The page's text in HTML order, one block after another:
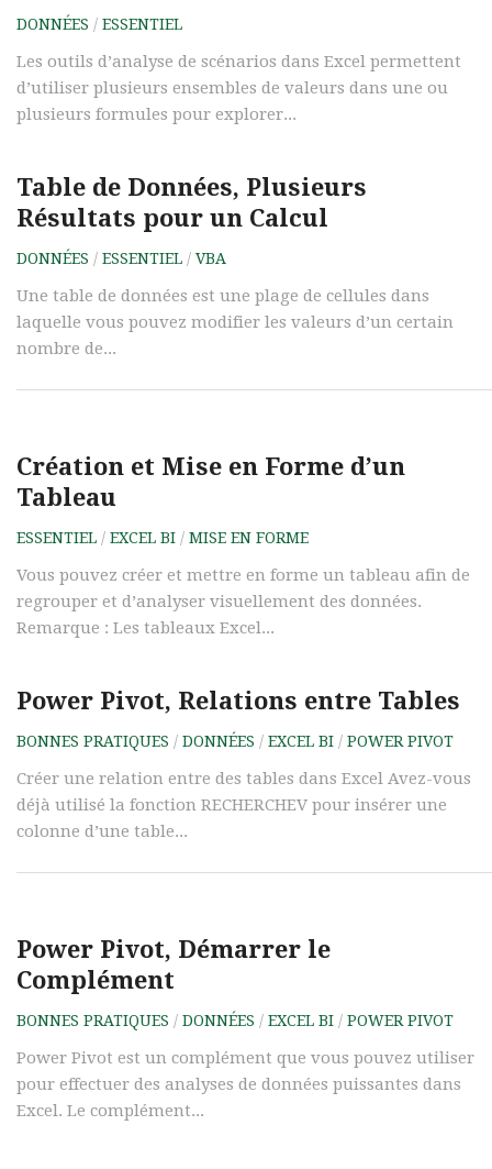
DONNÉES / ESSENTIEL
Les outils d’analyse de scénarios dans Excel permettent
d’utiliser plusieurs ensembles de valeurs dans une ou
plusieurs formules pour explorer...
Table de Données, Plusieurs
Résultats pour un Calcul
DONNÉES / ESSENTIEL / VBA
Une table de données est une plage de cellules dans
laquelle vous pouvez modifier les valeurs d’un certain
nombre de...
Création et Mise en Forme d’un
Tableau
ESSENTIEL / EXCEL BI / MISE EN FORME
Vous pouvez créer et mettre en forme un tableau afin de
regrouper et d’analyser visuellement des données.
Remarque : Les tableaux Excel...
Power Pivot, Relations entre Tables
BONNES PRATIQUES / DONNÉES / EXCEL BI / POWER PIVOT
Créer une relation entre des tables dans Excel Avez-vous
déjà utilisé la fonction RECHERCHEV pour insérer une
colonne d’une table...
Power Pivot, Démarrer le
Complément
BONNES PRATIQUES / DONNÉES / EXCEL BI / POWER PIVOT
Power Pivot est un complément que vous pouvez utiliser
pour effectuer des analyses de données puissantes dans
Excel. Le complément...